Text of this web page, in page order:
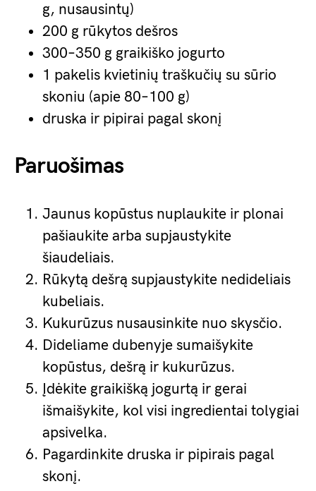
g, nusausintų)
200 g rūkytos dešros
300–350 g graikiško jogurto
1 pakelis kvietinių traškučių su sūrio
skoniu (apie 80–100 g)
druska ir pipirai pagal skonį
Paruošimas
Jaunus kopūstus nuplaukite ir plonai
pašiaukite arba supjaustykite
šiaudeliais.
Rūkytą dešrą supjaustykite nedideliais
kubeliais.
Kukurūzus nusausinkite nuo skysčio.
Dideliame dubenyje sumaišykite
kopūstus, dešrą ir kukurūzus.
Įdėkite graikišką jogurtą ir gerai
išmaišykite, kol visi ingredientai tolygiai
apsivelka.
Pagardinkite druska ir pipirais pagal
skonį.